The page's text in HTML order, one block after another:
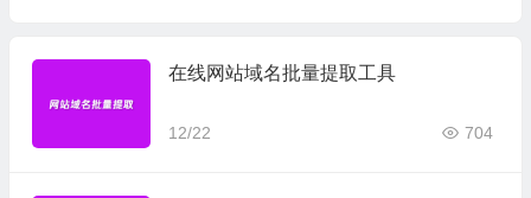
在线网站域名批量提取工具
12/22 704